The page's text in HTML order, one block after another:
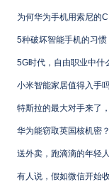
为何华为手机用索尼的
5种破坏智能手机的习惯
5G时代，自由职业中什
小米智能家居值得入手
特斯拉的最大对手来了
华为能窃取英国核机密
送外卖，跑滴滴的年轻
有人说，假如微信开始